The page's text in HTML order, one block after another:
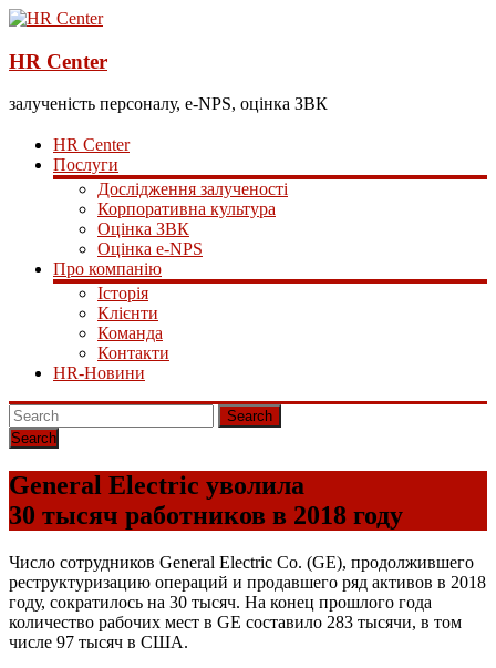
HR Center
залученість персоналу, e-NPS, оцінка ЗВК
HR Center
Послуги
Дослідження залученості
Корпоративна культура
Оцінка ЗВК
Оцінка e-NPS
Про компанію
Історія
Клієнти
Команда
Контакти
HR-Новини
Search
General Electric уволила
30 тысяч работников в 2018 году
Число сотрудников General Electric Co. (GE), продолжившего
реструктуризацию операций и продавшего ряд активов в 2018
году, сократилось на 30 тысяч. На конец прошлого года
количество рабочих мест в GE составило 283 тысячи, в том
числе 97 тысяч в США.